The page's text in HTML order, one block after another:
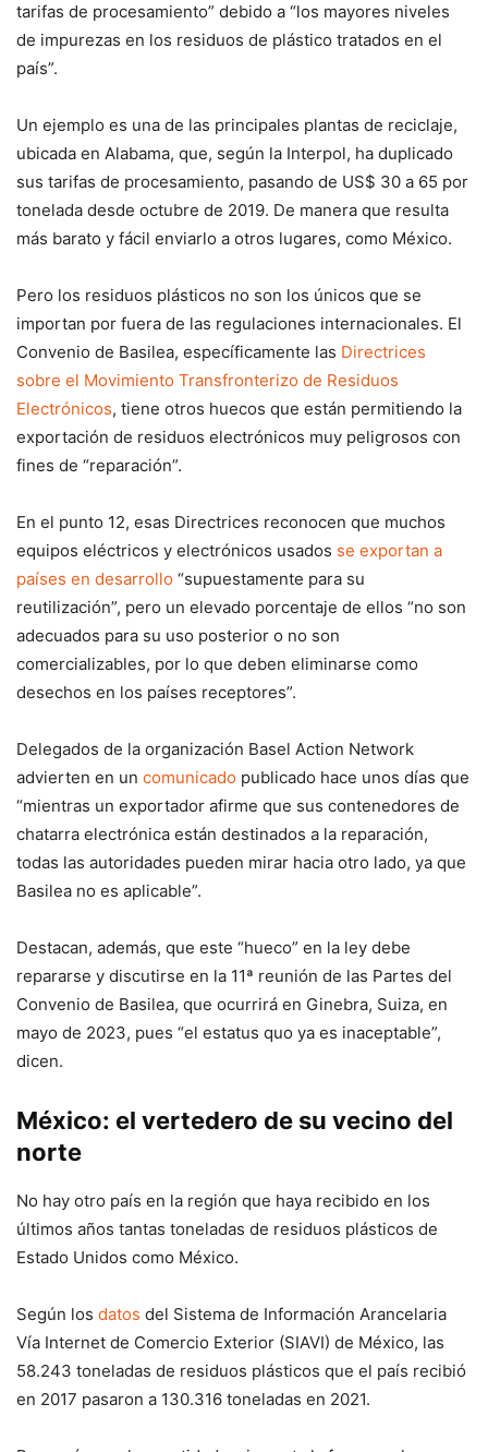
tarifas de procesamiento” debido a “los mayores niveles
de impurezas en los residuos de plástico tratados en el
país”.
Un ejemplo es una de las principales plantas de reciclaje,
ubicada en Alabama, que, según la Interpol, ha duplicado
sus tarifas de procesamiento, pasando de US$ 30 a 65 por
tonelada desde octubre de 2019. De manera que resulta
más barato y fácil enviarlo a otros lugares, como México.
Pero los residuos plásticos no son los únicos que se
importan por fuera de las regulaciones internacionales. El
Convenio de Basilea, específicamente las Directrices
sobre el Movimiento Transfronterizo de Residuos
Electrónicos, tiene otros huecos que están permitiendo la
exportación de residuos electrónicos muy peligrosos con
fines de “reparación”.
En el punto 12, esas Directrices reconocen que muchos
equipos eléctricos y electrónicos usados se exportan a
países en desarrollo “supuestamente para su
reutilización”, pero un elevado porcentaje de ellos “no son
adecuados para su uso posterior o no son
comercializables, por lo que deben eliminarse como
desechos en los países receptores”.
Delegados de la organización Basel Action Network
advierten en un comunicado publicado hace unos días que
“mientras un exportador afirme que sus contenedores de
chatarra electrónica están destinados a la reparación,
todas las autoridades pueden mirar hacia otro lado, ya que
Basilea no es aplicable”.
Destacan, además, que este “hueco” en la ley debe
repararse y discutirse en la 11ª reunión de las Partes del
Convenio de Basilea, que ocurrirá en Ginebra, Suiza, en
mayo de 2023, pues “el estatus quo ya es inaceptable”,
dicen.
México: el vertedero de su vecino del
norte
No hay otro país en la región que haya recibido en los
últimos años tantas toneladas de residuos plásticos de
Estado Unidos como México.
Según los datos del Sistema de Información Arancelaria
Vía Internet de Comercio Exterior (SIAVI) de México, las
58.243 toneladas de residuos plásticos que el país recibió
en 2017 pasaron a 130.316 toneladas en 2021.